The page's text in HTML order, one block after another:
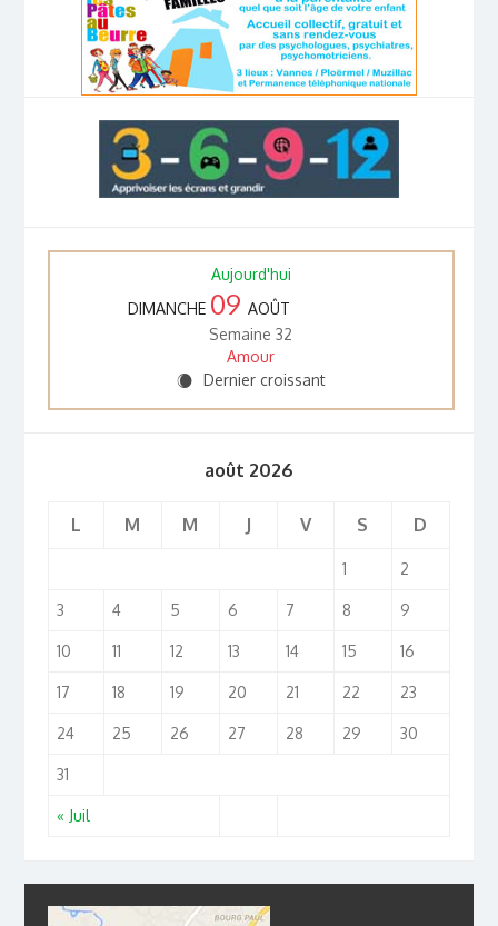
Aujourd'hui
DIMANCHE 09 AOÛT
Semaine 32
Amour
X Dernier croissant
août 2026
L M M J V S D
« Juil
1 2
3 4 5 6 7 8 9
10 11 12 13 14 15 16
17 18 19 20 21 22 23
24 25 26 27 28 29 30
31